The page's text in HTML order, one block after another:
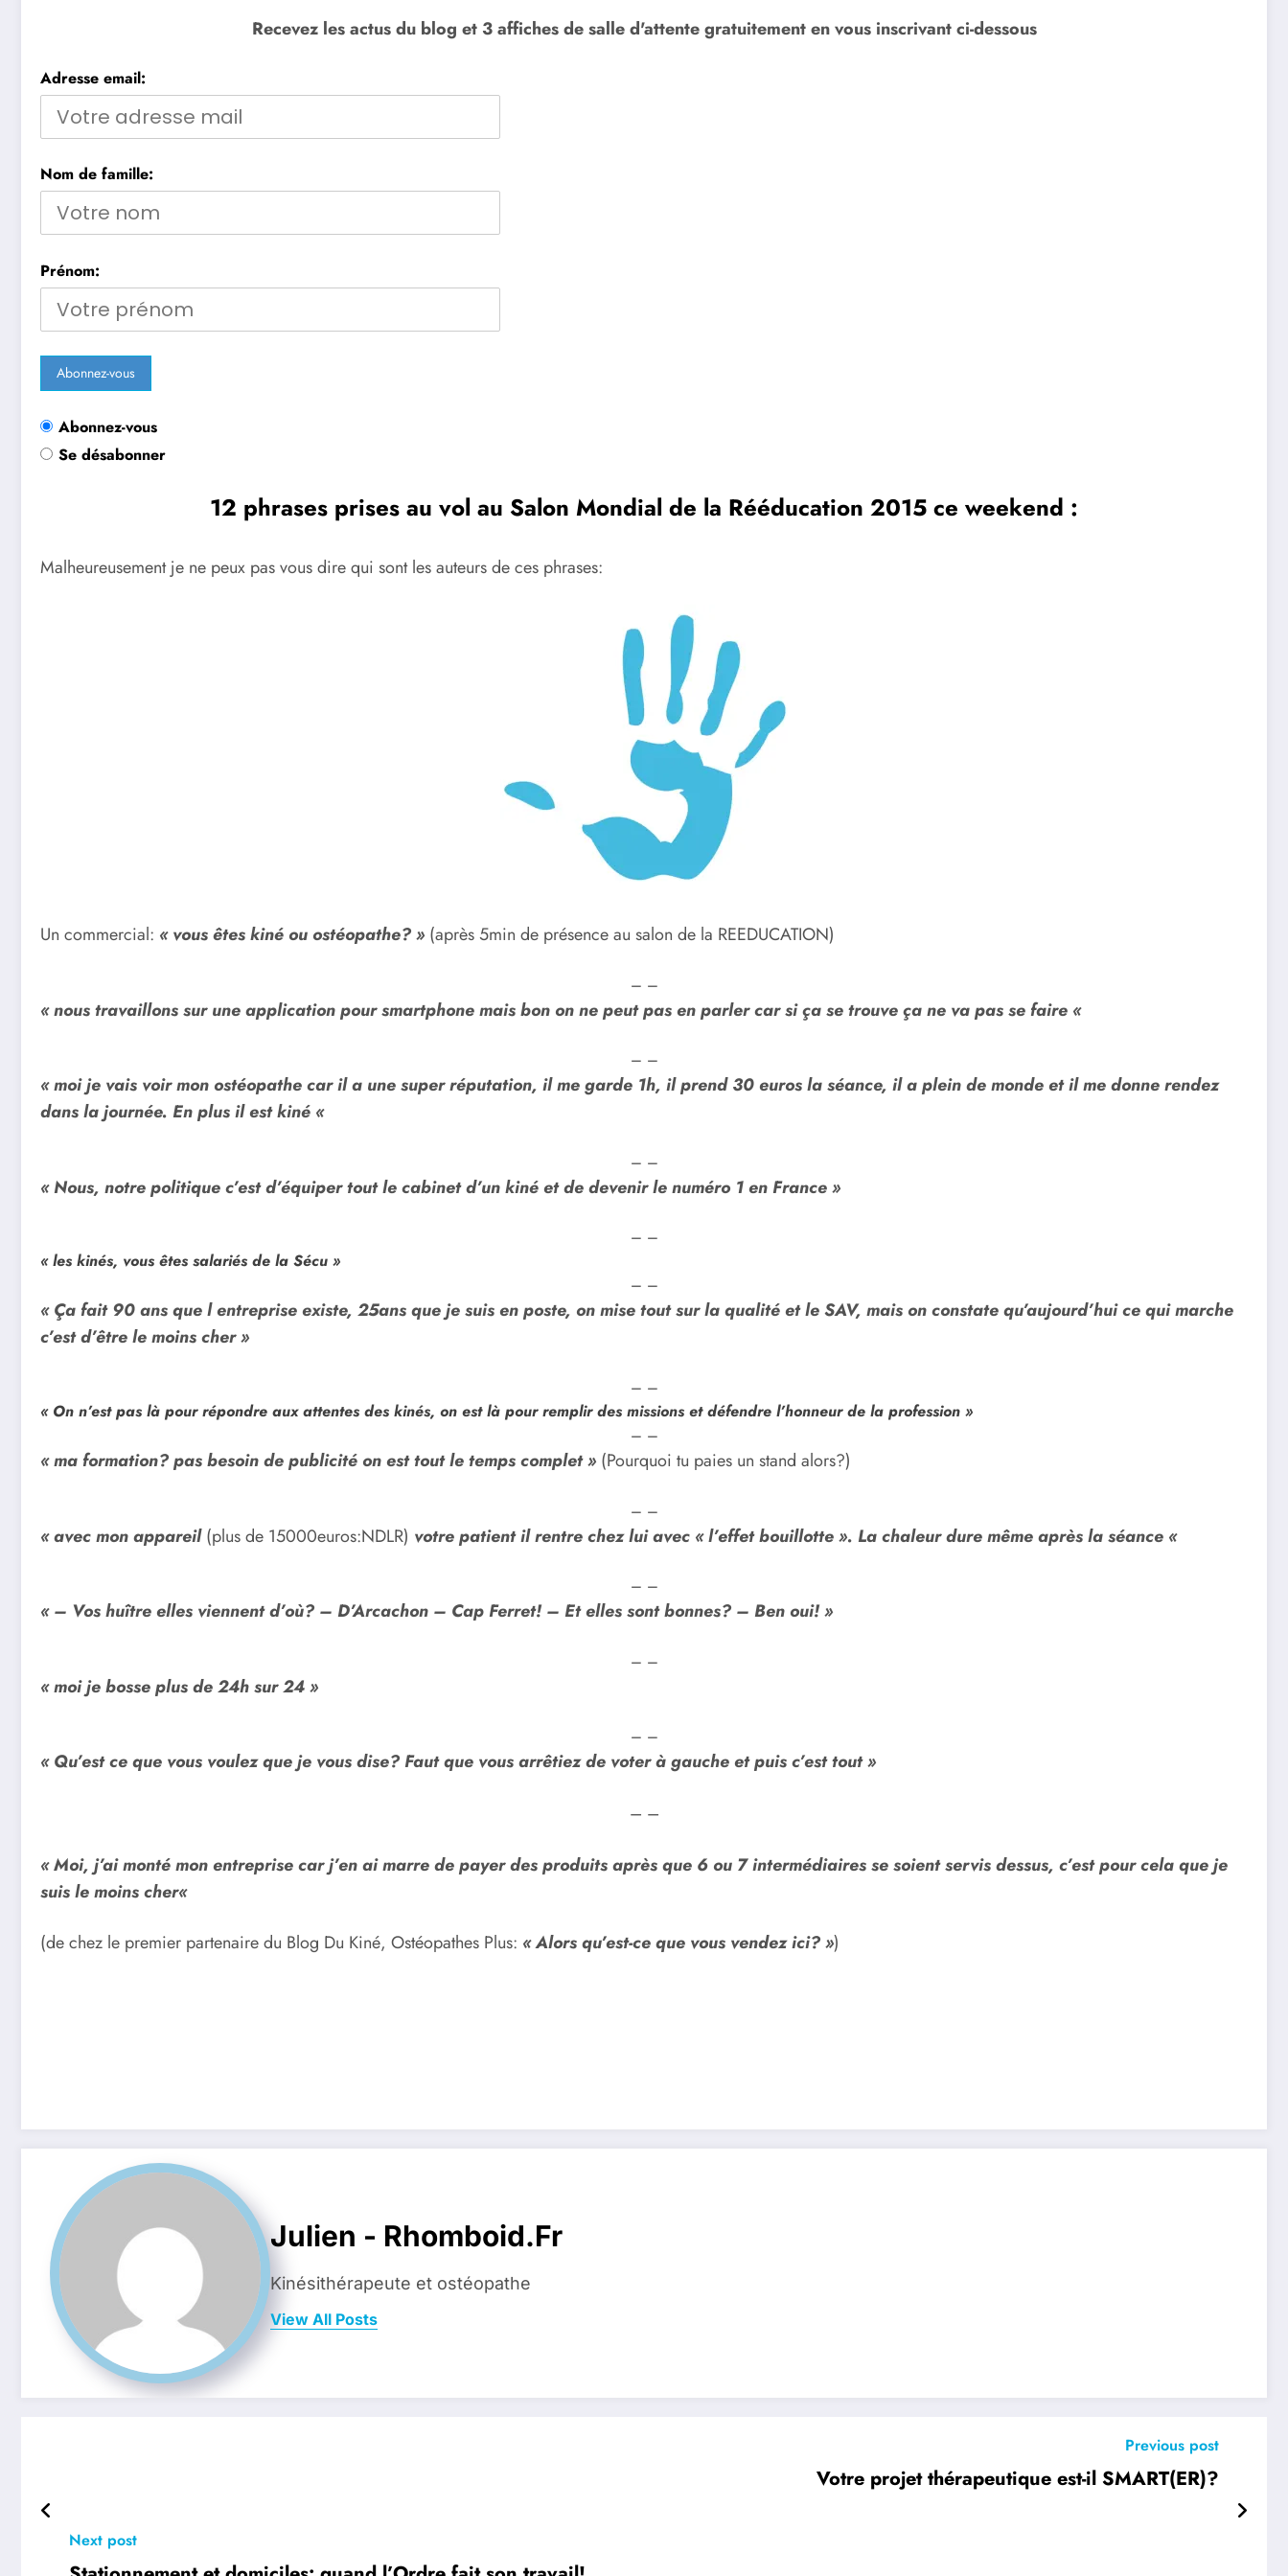
Recevez les actus du blog et 3 affiches de salle d'attente gratuitement en vous inscrivant ci-dessous
Adresse email:
Nom de famille:
Prénom:
Abonnez-vous
Se désabonner
12 phrases prises au vol au Salon Mondial de la Rééducation 2015 ce weekend :
Malheureusement je ne peux pas vous dire qui sont les auteurs de ces phrases:
Un commercial: « vous êtes kiné ou ostéopathe? » (après 5min de présence au salon de la REEDUCATION)
– –
« nous travaillons sur une application pour smartphone mais bon on ne peut pas en parler car si ça se trouve ça ne va pas se faire «
– –
« moi je vais voir mon ostéopathe car il a une super réputation, il me garde 1h, il prend 30 euros la séance, il a plein de monde et il me donne rendez
dans la journée. En plus il est kiné «
– –
« Nous, notre politique c’est d’équiper tout le cabinet d’un kiné et de devenir le numéro 1 en France »
– –
« les kinés, vous êtes salariés de la Sécu »
– –
« Ça fait 90 ans que l entreprise existe, 25ans que je suis en poste, on mise tout sur la qualité et le SAV, mais on constate qu’aujourd’hui ce qui marche
c’est d’être le moins cher »
– –
« On n’est pas là pour répondre aux attentes des kinés, on est là pour remplir des missions et défendre l’honneur de la profession »
– –
« ma formation? pas besoin de publicité on est tout le temps complet » (Pourquoi tu paies un stand alors?)
– –
« avec mon appareil(plus de 15000euros:NDLR) votre patient il rentre chez lui avec « l’effet bouillotte ». La chaleur dure même après la séance «
– –
« – Vos huître elles viennent d’où? – D’Arcachon – Cap Ferret! – Et elles sont bonnes? – Ben oui! »
– –
« moi je bosse plus de 24h sur 24 »
– –
« Qu’est ce que vous voulez que je vous dise? Faut que vous arrêtiez de voter à gauche et puis c’est tout »
– –
« Moi, j’ai monté mon entreprise car j’en ai marre de payer des produits après que 6 ou 7 intermédiaires se soient servis dessus, c’est pour cela que je
suis le moins cher«
(de chez le premier partenaire du Blog Du Kiné, Ostéopathes Plus: « Alors qu’est-ce que vous vendez ici? »)
Julien - Rhomboid.fr
Kinésithérapeute et ostéopathe
View All Posts
Previous post
Votre projet thérapeutique est-il SMART(ER)?
Next post